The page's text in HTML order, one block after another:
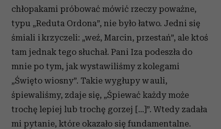
chłopakami próbować mówić rzeczy poważne,
typu „Reduta Ordona”, nie było łatwo. Jedni się
śmiali i krzyczeli: „weź, Marcin, przestań”, ale ktoś
tam jednak tego słuchał. Pani Iza podeszła do
mnie po tym, jak wystawiliśmy z kolegami
„Święto wiosny”. Takie wygłupy w auli,
śpiewaliśmy, zdaje się, „Śpiewać każdy może
trochę lepiej lub trochę gorzej [...]”. Wtedy zadała
mi pytanie, które okazało się fundamentalne.